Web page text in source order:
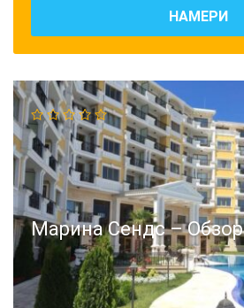
НАМЕРИ
Марина Сендс – Обзор